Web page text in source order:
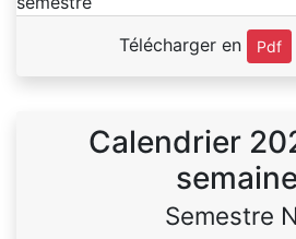
Télécharger en Pdf
Calendrier
Semestre